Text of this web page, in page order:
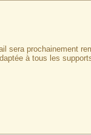
sera prochainement
à tous les